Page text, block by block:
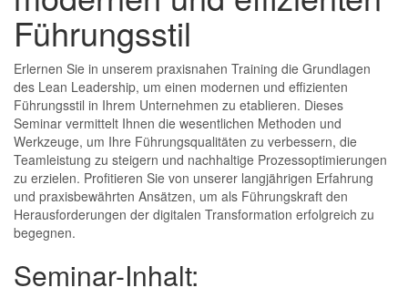
Führungsstil
Erlernen Sie in unserem praxisnahen Training die Grundlagen
des Lean Leadership, um einen modernen und effizienten
Führungsstil in Ihrem Unternehmen zu etablieren. Dieses
Seminar vermittelt Ihnen die wesentlichen Methoden und
Werkzeuge, um Ihre Führungsqualitäten zu verbessern, die
Teamleistung zu steigern und nachhaltige Prozessoptimierungen
zu erzielen. Profitieren Sie von unserer langjährigen Erfahrung
und praxisbewährten Ansätzen, um als Führungskraft den
Herausforderungen der digitalen Transformation erfolgreich zu
begegnen.
Seminar-Inhalt: